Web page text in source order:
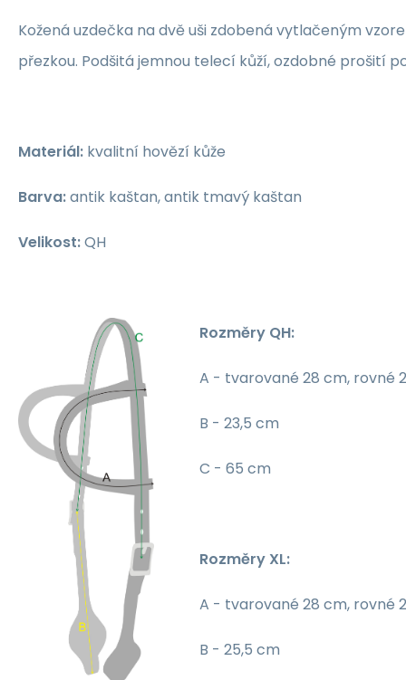
Kožená uzdečka na dvě uši zdobená vytlačeným
přezkou. Podšitá jemnou telecí kůží, ozdobné prošití
Materiál: kvalitní hovězí kůže
Barva:antik kaštan, antik tmavý kaštan
Velikost:QH
Rozměry QH:
A - tvarované 28 cm, rovné
B - 23,5 cm
C - 65 cm
Rozměry XL:
A - tvarované 28 cm, rovné
B - 25,5 cm